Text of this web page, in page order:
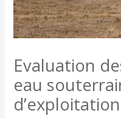
Evaluation
eau
d’exploitation